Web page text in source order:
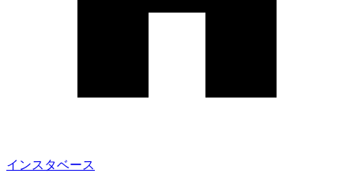
インスタベース